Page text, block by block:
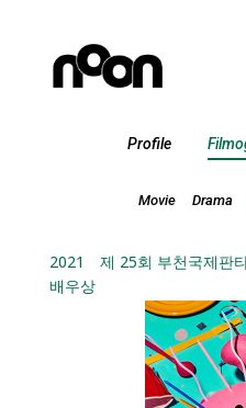
Profile
Movie Drama
2021
제 25회 부천국제판
배우상